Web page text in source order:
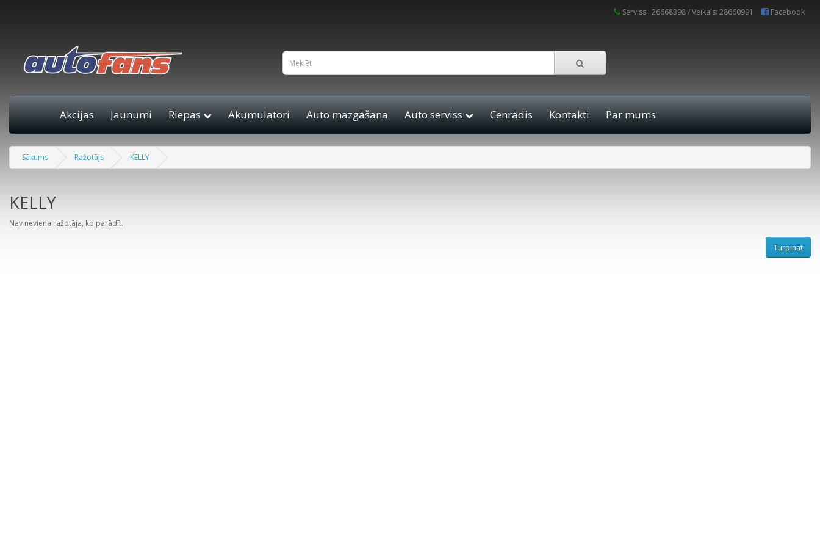
Serviss : 26668398 / Veikals: 28660991 Facebook
Akcijas Jaunumi Riepas Akumulatori Auto mazgāšana Auto serviss Cenrādis Kontakti Par mums
Sākums Ražotājs KELLY
KELLY
Nav neviena ražotāja, ko parādīt.
Turpināt